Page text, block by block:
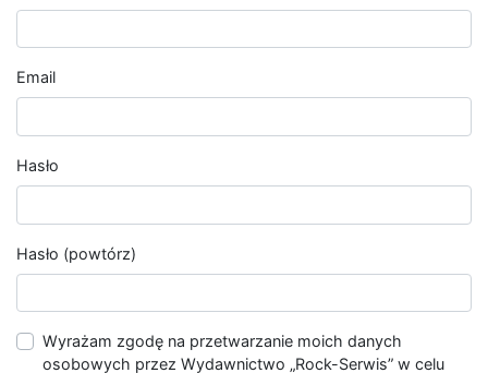
Email
Hasło
Hasło (powtórz)
Wyrażam zgodę na przetwarzanie moich danych
osobowych przez Wydawnictwo „Rock-Serwis” w celu